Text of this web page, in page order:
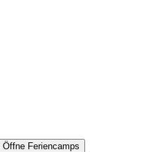
Öffne Feriencamps